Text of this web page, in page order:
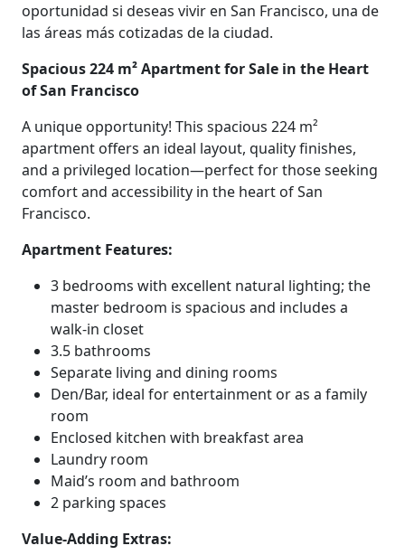
oportunidad si deseas vivir en San Francisco, una de
las áreas más cotizadas de la ciudad.
Spacious 224 m² Apartment for Sale in the Heart
of San Francisco
A unique opportunity! This spacious 224 m²
apartment offers an ideal layout, quality finishes,
and a privileged location—perfect for those seeking
comfort and accessibility in the heart of San
Francisco.
Apartment Features:
3 bedrooms with excellent natural lighting; the
master bedroom is spacious and includes a
walk-in closet
3.5 bathrooms
Separate living and dining rooms
Den/Bar, ideal for entertainment or as a family
room
Enclosed kitchen with breakfast area
Laundry room
Maid’s room and bathroom
2 parking spaces
Value-Adding Extras: